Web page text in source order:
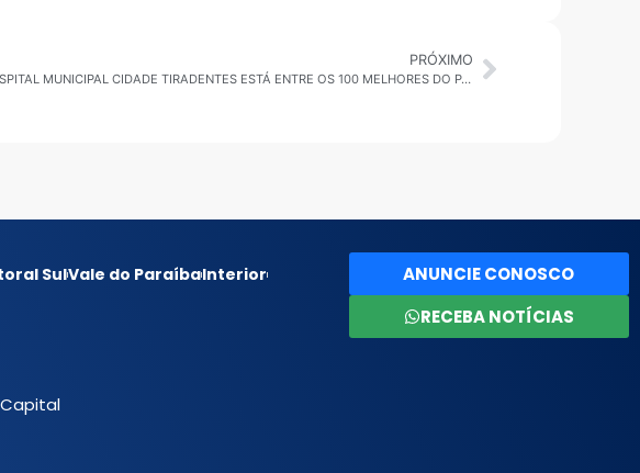
PRÓXIMO
SÃO PAULO: HOSPITAL MUNICIPAL CIDADE TIRADENTES ESTÁ ENTRE OS 100 MELHORES DO PAÍS E REAFIRMA REFERÊNCIA EM QUALIDADE NA ZONA LESTE
SulVale do ParaíbaInterior
Capital
ANUNCIE CONOSCO
RECEBA NOTÍCIAS